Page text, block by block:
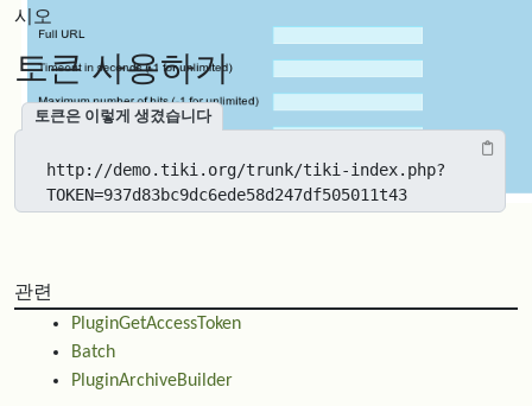
시오
토큰 사용하기
토큰은 이렇게 생겼습니다
http://demo.tiki.org/trunk/tiki-index.php?
TOKEN=937d83bc9dc6ede58d247df505011t43
관련
PluginGetAccessToken
Batch
PluginArchiveBuilder